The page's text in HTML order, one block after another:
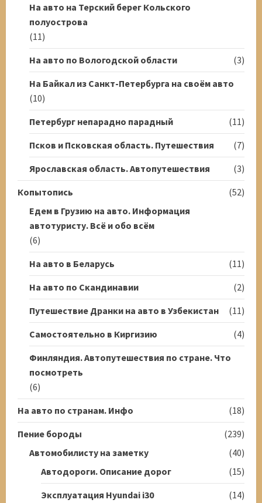
На авто на Терский берег Кольского
полуострова
(11)
На авто по Вологодской области
(3)
На Байкал из Санкт-Петербурга на своём авто
(10)
Петербург непарадно парадный
(11)
Псков и Псковская область. Путешествия
(7)
Ярославская область. Автопутешествия
(3)
Копытопись
(52)
Едем в Грузию на авто. Информация
автотуристу. Всё и обо всём
(6)
На авто в Беларусь
(11)
На авто по Скандинавии
(2)
Путешествие Дранки на авто в Узбекистан
(11)
Самостоятельно в Киргизию
(4)
Финляндия. Автопутешествия по стране. Что
посмотреть
(6)
На авто по странам. Инфо
(18)
Пение бороды
(239)
Автомобилисту на заметку
(40)
Автодороги. Описание дорог
(15)
Эксплуатация Hyundai i30
(14)